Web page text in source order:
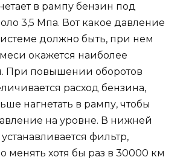
в рампу бензин под
3,5 Мпа. Вот какое давление
должно быть, при нем
окажется наиболее
При повышении оборотов
расход бензина,
нагнетать в рампу, чтобы
на уровне. В нижней
фильтр,
менять хотя бы раз в 30000 км